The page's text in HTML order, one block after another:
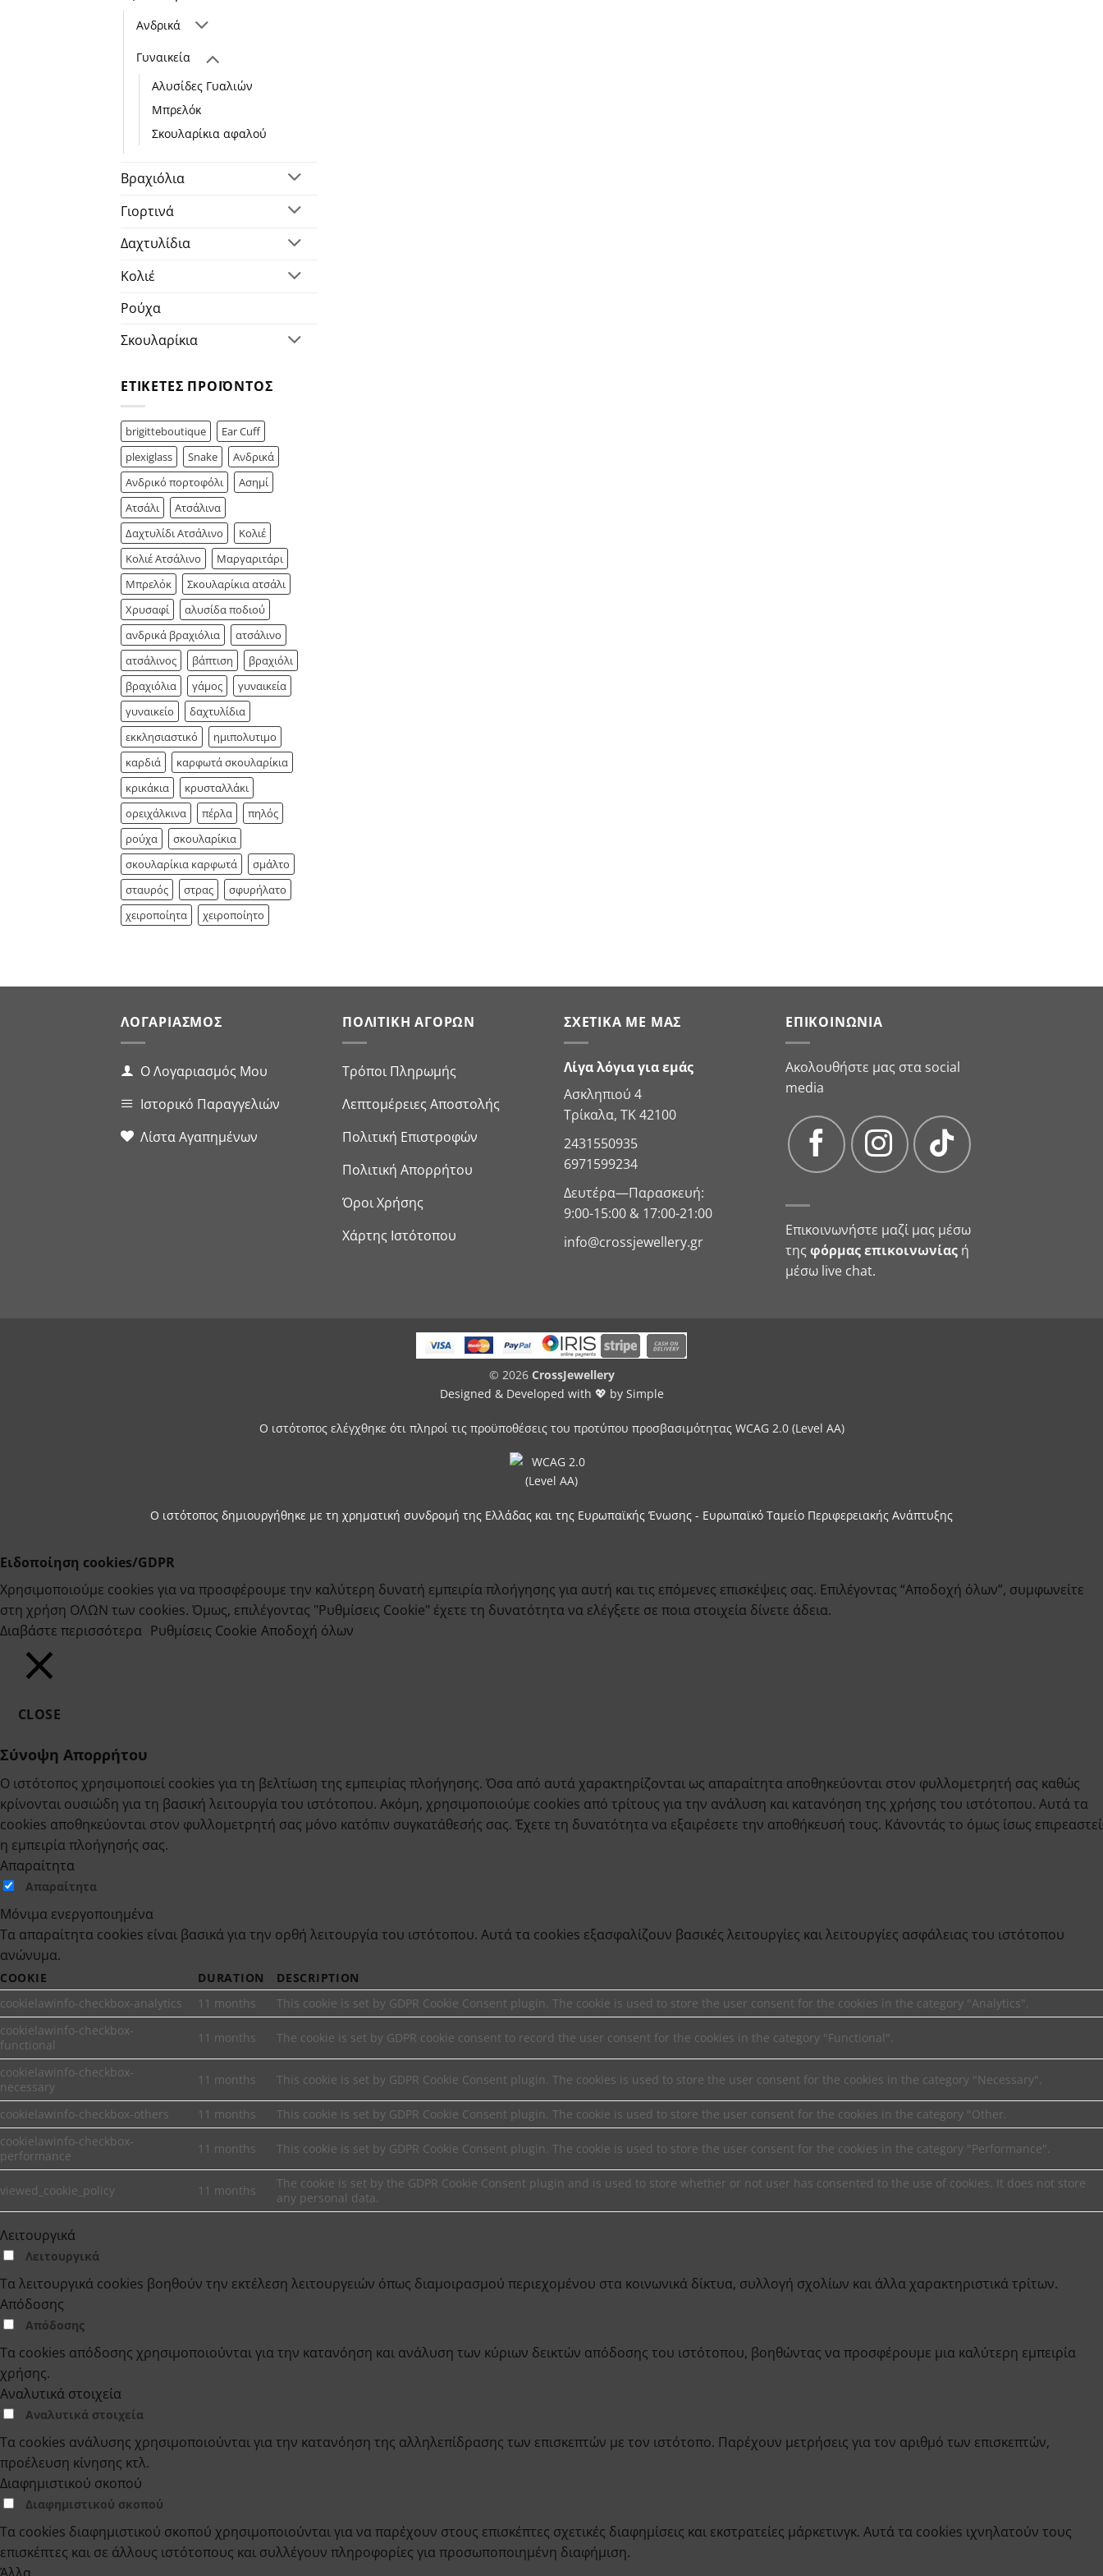
Ανδρικά
Γυναικεία
Αλυσίδες Γυαλιών
Μπρελόκ
Σκουλαρίκια αφαλού
Βραχιόλια
Γιορτινά
Δαχτυλίδια
Κολιέ
Ρούχα
Σκουλαρίκια
ΕΤΙΚΈΤΕΣ ΠΡΟΪΌΝΤΟΣ
brigitteboutique
Ear Cuff
plexiglass
Snake
Ανδρικά
Ανδρικό πορτοφόλι
Ασημί
Ατσάλι
Ατσάλινα
Δαχτυλίδι Ατσάλινο
Κολιέ
Κολιέ Ατσάλινο
Μαργαριτάρι
Μπρελόκ
Σκουλαρίκια ατσάλι
Χρυσαφί
αλυσίδα ποδιού
ανδρικά βραχιόλια
ατσάλινο
ατσάλινος
βάπτιση
βραχιόλι
βραχιόλια
γάμος
γυναικεία
γυναικείο
δαχτυλίδια
εκκλησιαστικό
ημιπολυτιμο
καρδιά
καρφωτά σκουλαρίκια
κρικάκια
κρυσταλλάκι
ορειχάλκινα
πέρλα
πηλός
ρούχα
σκουλαρίκια
σκουλαρίκια καρφωτά
σμάλτο
σταυρός
στρας
σφυρήλατο
χειροποίητα
χειροποίητο
ΛΟΓΑΡΙΑΣΜΌΣ
Ο Λογαριασμός Μου
Ιστορικό Παραγγελιών
Λίστα Αγαπημένων
ΠΟΛΙΤΙΚΉ ΑΓΟΡΏΝ
Τρόποι Πληρωμής
Λεπτομέρειες Αποστολής
Πολιτική Επιστροφών
Πολιτική Απορρήτου
Όροι Χρήσης
Χάρτης Ιστότοπου
ΣΧΕΤΙΚΆ ΜΕ ΜΑΣ
Λίγα λόγια για εμάς
Ασκληπιού 4
Τρίκαλα, ΤΚ 42100
2431550935
6971599234
Δευτέρα—Παρασκευή:
9:00-15:00 & 17:00-21:00
info@crossjewellery.gr
ΕΠΙΚΟΙΝΩΝΊΑ
Ακολουθήστε μας στα social
media
Επικοινωνήστε μαζί μας μέσω
της φόρμας επικοινωνίας ή
μέσω live chat.
© 2026 CrossJewellery
Designed & Developed with 💖 by Simple
Ο ιστότοπος ελέγχθηκε ότι πληροί τις προϋποθέσεις του προτύπου προσβασιμότητας WCAG 2.0 (Level AA)
Ο ιστότοπος δημιουργήθηκε με τη χρηματική συνδρομή της Ελλάδας και της Ευρωπαϊκής Ένωσης - Ευρωπαϊκό Ταμείο Περιφερειακής Ανάπτυξης
Ειδοποίηση cookies/GDPR
Χρησιμοποιούμε cookies για να προσφέρουμε την καλύτερη δυνατή εμπειρία πλοήγησης για αυτή και τις επόμενες επισκέψεις σας. Επιλέγοντας “Αποδοχή όλων”, συμφωνείτε
στη χρήση ΟΛΩΝ των cookies. Όμως, επιλέγοντας "Ρυθμίσεις Cookie" έχετε τη δυνατότητα να ελέγξετε σε ποια στοιχεία δίνετε άδεια.
Διαβάστε περισσότερα Ρυθμίσεις Cookie Αποδοχή όλων
CLOSE
Σύνοψη Απορρήτου
Ο ιστότοπος χρησιμοποιεί cookies για τη βελτίωση της εμπειρίας πλοήγησης. Όσα από αυτά χαρακτηρίζονται ως απαραίτητα αποθηκεύονται στον φυλλομετρητή σας καθώς
κρίνονται ουσιώδη για τη βασική λειτουργία του ιστότοπου. Ακόμη, χρησιμοποιούμε cookies από τρίτους για την ανάλυση και κατανόηση της χρήσης του ιστότοπου. Αυτά τα
cookies αποθηκεύονται στον φυλλομετρητή σας μόνο κατόπιν συγκατάθεσής σας. Έχετε τη δυνατότητα να εξαιρέσετε την αποθήκευσή τους. Κάνοντάς το όμως ίσως επιρεαστεί
η εμπειρία πλοήγησής σας.
Απαραίτητα
Απαραίτητα
Μόνιμα ενεργοποιημένα
Τα απαραίτητα cookies είναι βασικά για την ορθή λειτουργία του ιστότοπου. Αυτά τα cookies εξασφαλίζουν βασικές λειτουργίες και λειτουργίες ασφάλειας του ιστότοπου
ανώνυμα.
COOKIE DURATION
DESCRIPTION
cookielawinfo-checkbox-analytics
11 months
This cookie is set by GDPR Cookie Consent plugin. The cookie is used to store the user consent for the cookies in the category "Analytics".
cookielawinfo-checkbox-
functional
11 months The cookie is set by GDPR cookie consent to record the user consent for the cookies in the category "Functional".
cookielawinfo-checkbox-
necessary
11 months This cookie is set by GDPR Cookie Consent plugin. The cookies is used to store the user consent for the cookies in the category "Necessary".
cookielawinfo-checkbox-others 11 months
This cookie is set by GDPR Cookie Consent plugin. The cookie is used to store the user consent for the cookies in the category "Other.
cookielawinfo-checkbox-
performance
11 months This cookie is set by GDPR Cookie Consent plugin. The cookie is used to store the user consent for the cookies in the category "Performance".
viewed_cookie_policy 11 months
The cookie is set by the GDPR Cookie Consent plugin and is used to store whether or not user has consented to the use of cookies. It does not store
any personal data.
Λειτουργικά
Λειτουργικά
Τα λειτουργικά cookies βοηθούν την εκτέλεση λειτουργειών όπως διαμοιρασμού περιεχομένου στα κοινωνικά δίκτυα, συλλογή σχολίων και άλλα χαρακτηριστικά τρίτων.
Απόδοσης
Απόδοσης
Τα cookies απόδοσης χρησιμοποιούνται για την κατανόηση και ανάλυση των κύριων δεικτών απόδοσης του ιστότοπου, βοηθώντας να προσφέρουμε μια καλύτερη εμπειρία
χρήσης.
Αναλυτικά στοιχεία
Αναλυτικά στοιχεία
Τα cookies ανάλυσης χρησιμοποιούνται για την κατανόηση της αλληλεπίδρασης των επισκεπτών με τον ιστότοπο. Παρέχουν μετρήσεις για τον αριθμό των επισκεπτών,
προέλευση κίνησης κτλ.
Διαφημιστικού σκοπού
Διαφημιστικού σκοπού
Τα cookies διαφημιστικού σκοπού χρησιμοποιούνται για να παρέχουν στους επισκέπτες σχετικές διαφημίσεις και εκστρατείες μάρκετινγκ. Αυτά τα cookies ιχνηλατούν τους
επισκέπτες και σε άλλους ιστότοπους και συλλέγουν πληροφορίες για προσωποποιημένη διαφήμιση.